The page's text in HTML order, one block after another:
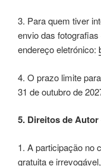
3. Para quem tiver
envio das
endereço eletrónico:
4. O prazo limite
31 de outubro de
5. Direitos de
1. A participação no
gratuita e